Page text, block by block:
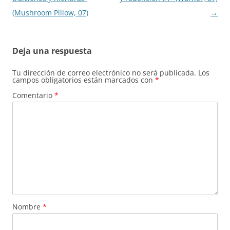
(Mushroom Pillow, 07)
→
Deja una respuesta
Tu dirección de correo electrónico no será publicada. Los
campos obligatorios están marcados con *
Comentario *
Nombre *